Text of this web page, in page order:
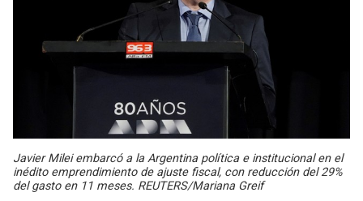
Javier Milei embarcó a la Argentina política e institucional en el
inédito emprendimiento de ajuste fiscal, con reducción del 29%
del gasto en 11 meses. REUTERS/Mariana Greif